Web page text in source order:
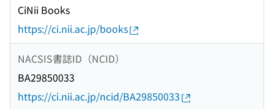
CiNii Books
https://ci.nii.ac.jp/books
NACSIS書誌ID（NCID）
BA29850033
https://ci.nii.ac.jp/ncid/BA29850033